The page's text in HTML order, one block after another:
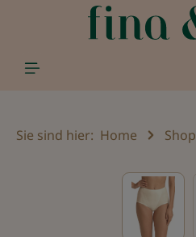
springen
Sie sind hier: Home Shop
Bildergalerie überspringen